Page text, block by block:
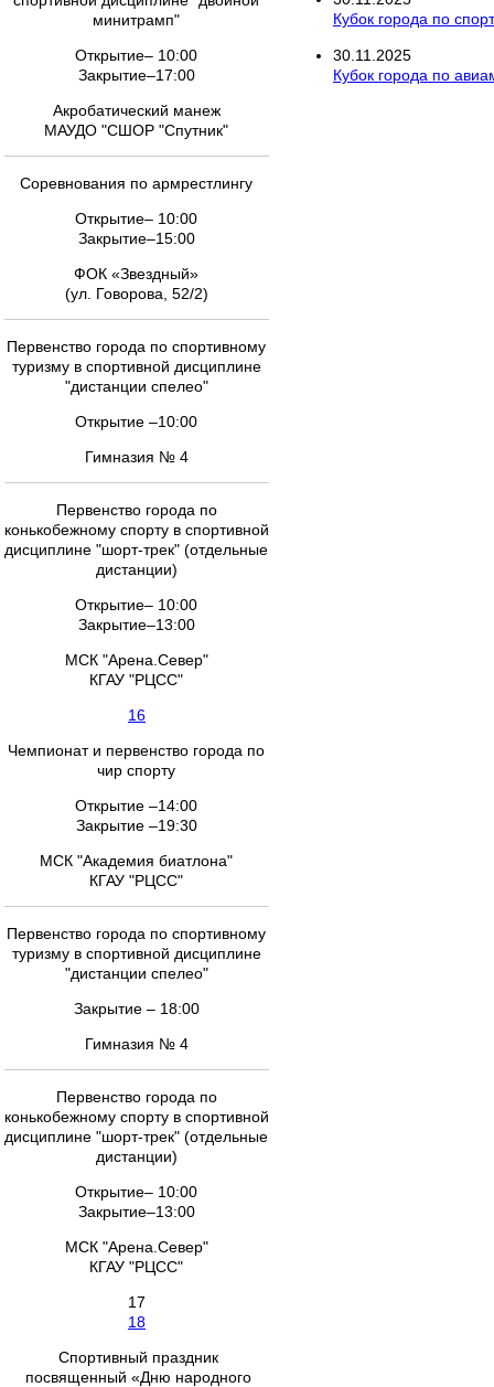
минитрамп"
Открытие– 10:00
Закрытие–17:00
Акробатический манеж
МАУДО "СШОР "Спутник"
Соревнования по армрестлингу
Открытие– 10:00
Закрытие–15:00
ФОК «Звездный»
(ул. Говорова, 52/2)
Первенство города по спортивному
туризму в спортивной дисциплине
"дистанции спелео"
Открытие –10:00
Гимназия № 4
Первенство города по
конькобежному спорту в спортивной
дисциплине "шорт-трек" (отдельные
дистанции)
Открытие– 10:00
Закрытие–13:00
МСК "Арена.Север"
КГАУ "РЦСС"
16
Чемпионат и первенство города по
чир спорту
Открытие –14:00
Закрытие –19:30
МСК "Академия биатлона"
КГАУ "РЦСС"
Первенство города по спортивному
туризму в спортивной дисциплине
"дистанции спелео"
Закрытие – 18:00
Гимназия № 4
Первенство города по
конькобежному спорту в спортивной
дисциплине "шорт-трек" (отдельные
дистанции)
Открытие– 10:00
Закрытие–13:00
МСК "Арена.Север"
КГАУ "РЦСС"
17
18
Спортивный праздник
посвященный «Дню народного
Кубок города по
30.11.2025
Кубок города по